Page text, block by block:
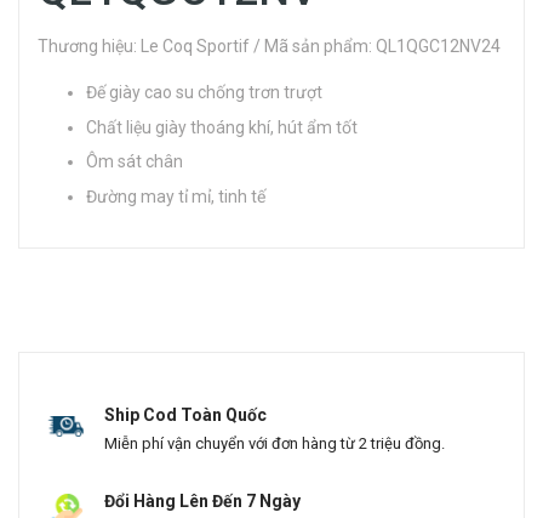
Thương hiệu: Le Coq Sportif / Mã sản phẩm: QL1QGC12NV24
Đế giày cao su chống trơn trượt
Chất liệu giày thoáng khí, hút ẩm tốt
Ôm sát chân
Đường may tỉ mỉ, tinh tế
Ship Cod Toàn Quốc
Miễn phí vận chuyển với đơn hàng từ 2 triệu đồng.
Đổi Hàng Lên Đến 7 Ngày